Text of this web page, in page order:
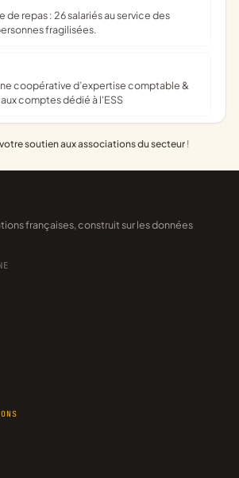
fragilisées.
comptes dédié à l'ESS
soutien aux associations du secteur !